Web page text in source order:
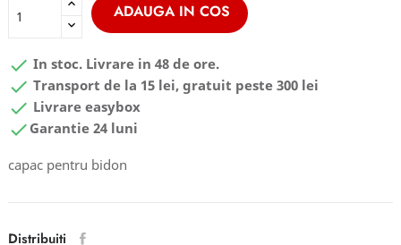
ADAUGA IN COS
 In stoc. Livrare in 48 de ore.
 Transport de la 15 lei, gratuit peste 300 lei
 Livrare easybox
 Garantie 24 luni
capac pentru bidon
Distribuiti